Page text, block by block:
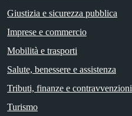
Giustizia e sicurezza pubblica
Imprese e commercio
Mobilità e trasporti
Salute, benessere e assistenza
Tributi, finanze e contravvenzioni
Turismo